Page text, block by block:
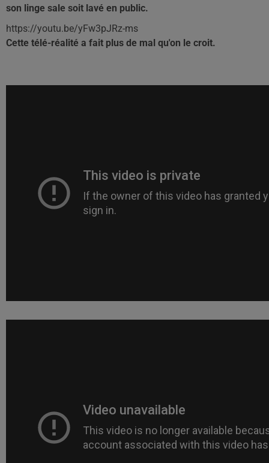
son linge sale soit lavé en public.
https://youtu.be/yFw3pJRz-ms
Cette télé-réalité a fait plus de mal qu'on le croit.